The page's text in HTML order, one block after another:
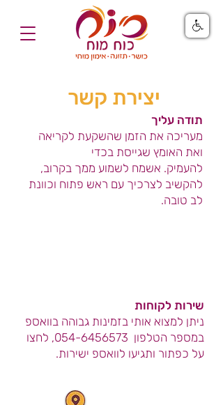
יצירת קשר
תודה עליך
מעריכה את הזמן שהשקעת לקריאה
ואת האומץ שגייסת בכדי
להעמיק. אשמח לשמוע ממך בקרוב,
להקשיב לצרכיך עם ראש פתוח וכוונת
לב טובה.
שירות לקוחות
ניתן למצוא אותי בזמינות גבוהה בוואספ
במספר הטלפון 054-6456573, לחצו
על כפתור ותגיעו לוואספ ישירות.